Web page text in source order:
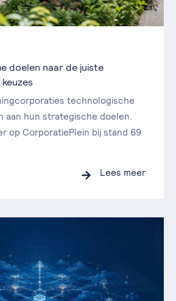
doelen naar de juiste
technologische
aan hun strategische doelen.
op CorporatiePlein bij stand 69
Lees meer